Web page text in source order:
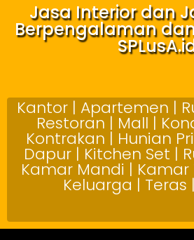
Jasa Interior dan
Berpengalaman
Kantor | Apartemen |
Restoran | Mall |
Kontrakan | Hunian
Dapur | Kitchen Set |
Kamar Mandi | Kamar
Keluarga | Teras